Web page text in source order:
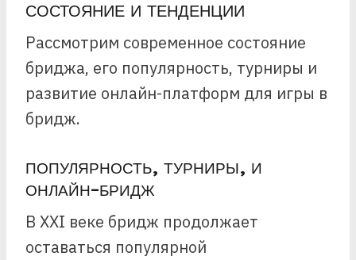
СОСТОЯНИЕ И ТЕНДЕНЦИИ
Рассмотрим современное состояние
бриджа, его популярность, турниры и
развитие онлайн-платформ для игры в
бридж.
ПОПУЛЯРНОСТЬ, ТУРНИРЫ, И
ОНЛАЙН-БРИДЖ
В XXI веке бридж продолжает
оставаться популярной